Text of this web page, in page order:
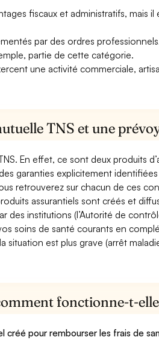
fiscaux et administratifs, mais il
par des ordres
partie de cette catégorie.
une activité commerciale,
TNS et une
En effet, ce sont deux produits
garanties explicitement
retrouverez sur chacun de ces
assurantiels sont créés et
des institutions (l’Autorité de
soins de santé courants en
situation est plus grave (arrêt
fonctionne-t-
créé pour rembourser les frais de